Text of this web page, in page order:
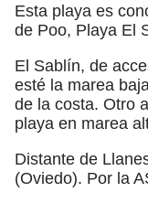
Esta playa es
de Poo, Playa El
El Sablín, de
esté la marea
de la costa. Otro
playa en marea
Distante de
(Oviedo). Por la